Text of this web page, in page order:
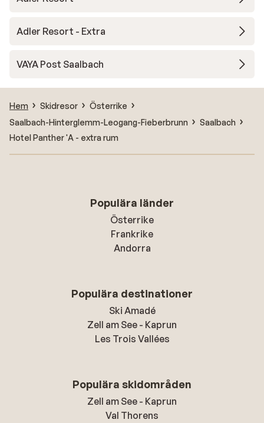
Adler Resort - Extra
VAYA Post Saalbach
Hem Skidresor
Österrike
Saalbach-Hinterglemm-Leogang-Fieberbrunn
Saalbach
Hotel Panther 'A - extra rum
Populära länder
Österrike
Frankrike
Andorra
Populära destinationer
Ski Amadé
Zell am See - Kaprun
Les Trois Vallées
Populära skidområden
Zell am See - Kaprun
Val Thorens